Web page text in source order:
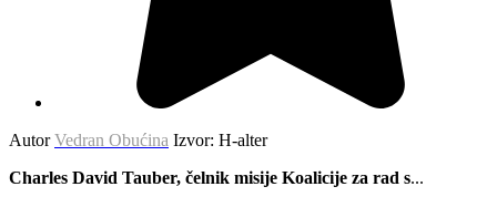
AutorVedran Obućina Izvor: H-alter
Charles David Tauber, čelnik misije Koalicije za rad s...